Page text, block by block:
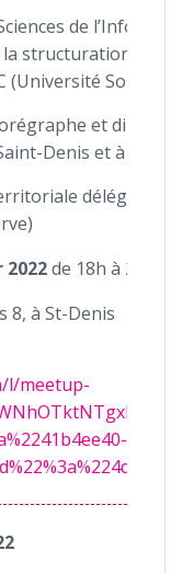
de
structuration des
(Université
et
Denis et à
déléguée
2022de 18h à 20h
8, à St-Denis
l/meetup-
6925-